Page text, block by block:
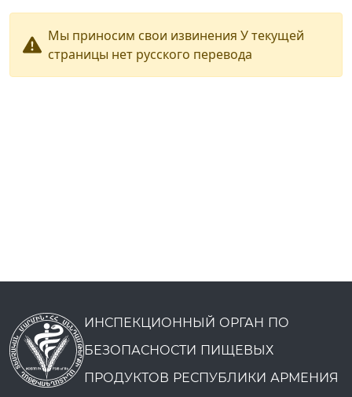
Мы приносим свои извинения У текущей
страницы нет русского перевода
ИНСПЕКЦИОННЫЙ ОРГАН ПО
БЕЗОПАСНОСТИ ПИЩЕВЫХ
ПРОДУКТОВ РЕСПУБЛИКИ АРМЕНИЯ